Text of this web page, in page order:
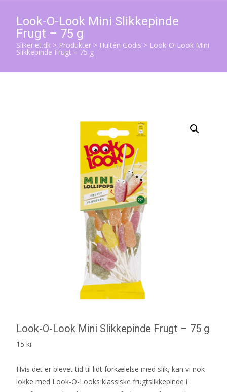
Look-O-Look Mini Slikkepinde
Frugt – 75 g
Slikeriet.dk > Produkter > Hultén Godis > Look-O-Look Mini
Slikkepinde Frugt – 75 g
Look-O-Look Mini Slikkepinde Frugt – 75 g
15 kr
Hvis det er blevet tid til lidt forkælelse med slik, kan vi nok
lokke med Look-O-Looks klassiske frugtslikkepinde i